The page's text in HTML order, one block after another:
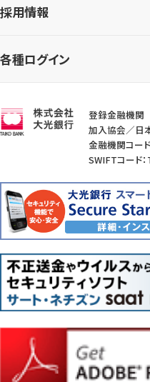
採用情報
各種ログイン
登録金融機関
加入協会／日
金融機関コー
SWIFTコード